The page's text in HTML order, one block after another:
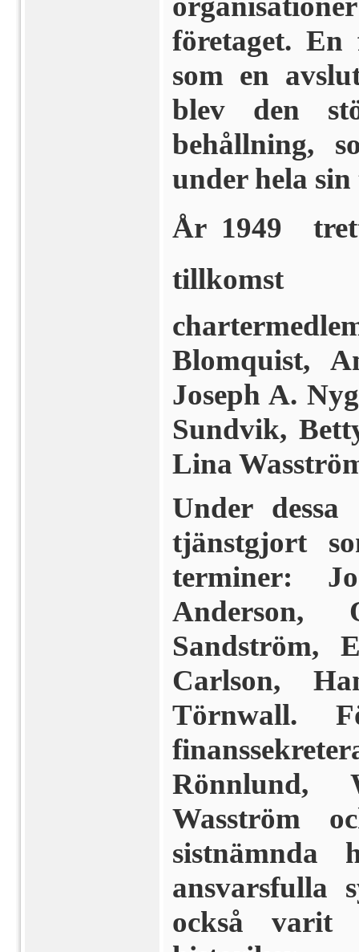
företaget. En
som en
blev den
behållning,
under hela
År 1949 
tillkomst
Blomquist,
Joseph A.
Sundvik,
Lina
Under
tjänstgjort
terminer:
Anderson,
Sandström,
Carlson,
Törnwall.
Rönnlund,
Wasström
sistnämnda
ansvarsfulla
också varit